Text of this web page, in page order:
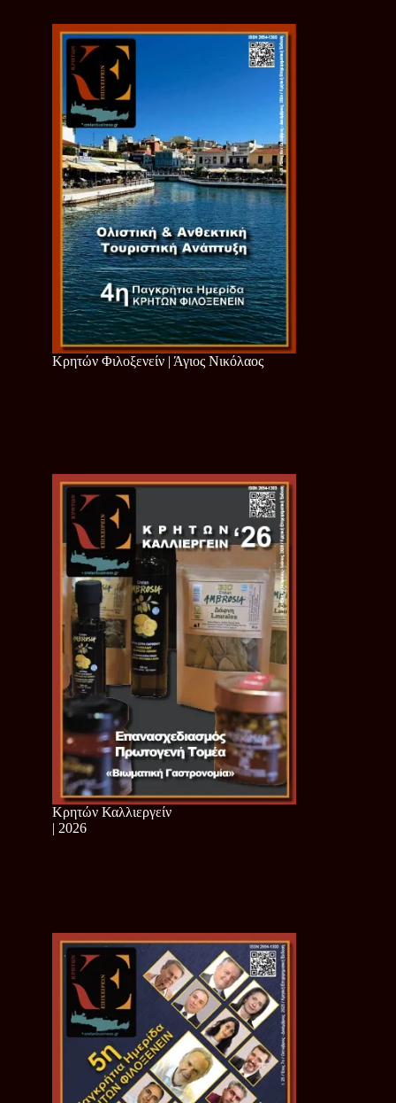
Κρητών Φιλοξενείν | Άγιος Νικόλαος
Κρητών Καλλιεργείν
| 2026